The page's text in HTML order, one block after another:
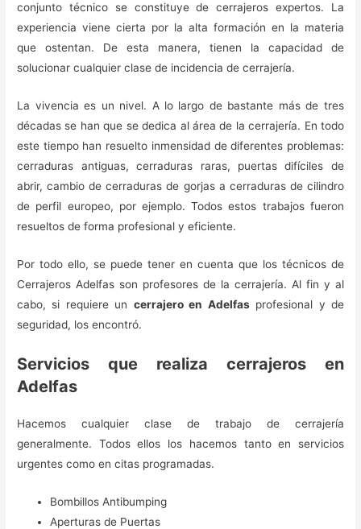
conjunto técnico se constituye de cerrajeros expertos. La
experiencia viene cierta por la alta formación en la materia
que ostentan. De esta manera, tienen la capacidad de
solucionar cualquier clase de incidencia de cerrajería.
La vivencia es un nivel. A lo largo de bastante más de tres
décadas se han que se dedica al área de la cerrajería. En todo
este tiempo han resuelto inmensidad de diferentes problemas:
cerraduras antiguas, cerraduras raras, puertas difíciles de
abrir, cambio de cerraduras de gorjas a cerraduras de cilindro
de perfil europeo, por ejemplo. Todos estos trabajos fueron
resueltos de forma profesional y eficiente.
Por todo ello, se puede tener en cuenta que los técnicos de
Cerrajeros Adelfas son profesores de la cerrajería. Al fin y al
cabo, si requiere un cerrajero en Adelfasprofesional y de
seguridad, los encontró.
Servicios que realiza cerrajeros en
Adelfas
Hacemos cualquier clase de trabajo de cerrajería
generalmente. Todos ellos los hacemos tanto en servicios
urgentes como en citas programadas.
Bombillos Antibumping
Aperturas de Puertas